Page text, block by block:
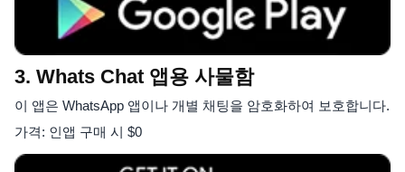
3. Whats Chat 앱용 사물함
이 앱은 WhatsApp 앱이나 개별 채팅을 암호화하여 보호합니다.
가격: 인앱 구매 시 $0